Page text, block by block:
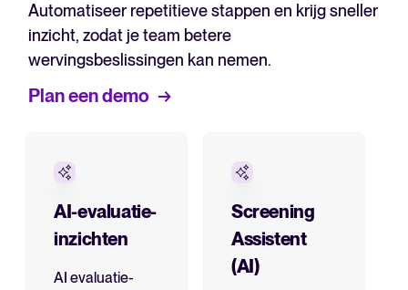
Automatiseer repetitieve stappen en krijg sneller
inzicht, zodat je team betere
wervingsbeslissingen kan nemen.
Plan een demo
AI-evaluatie-
inzichten
AI evaluatie-
Screening
Assistent
(AI)